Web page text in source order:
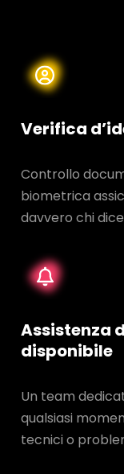
Verifica
Controllo
biometrica
davvero chi
Assistenza
disponibile
Un team
qualsiasi
tecnici o